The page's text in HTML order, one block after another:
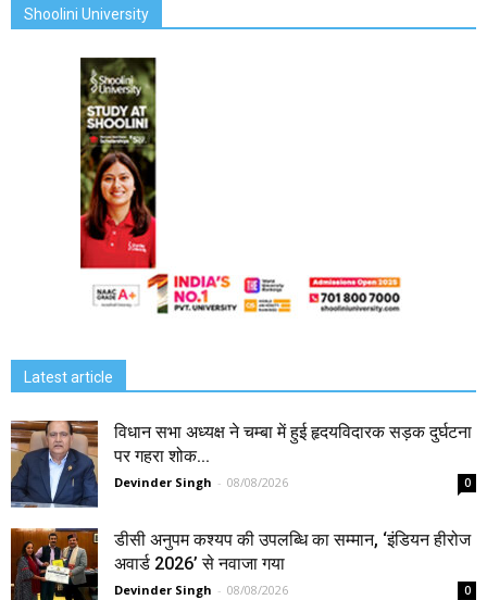
Shoolini University
Latest article
विधान सभा अध्यक्ष ने चम्बा में हुई हृदयविदारक सड़क दुर्घटना
पर गहरा शोक...
Devinder Singh - 08/08/2026 0
डीसी अनुपम कश्यप की उपलब्धि का सम्मान, ‘इंडियन हीरोज
अवार्ड 2026’ से नवाजा गया
Devinder Singh - 08/08/2026 0